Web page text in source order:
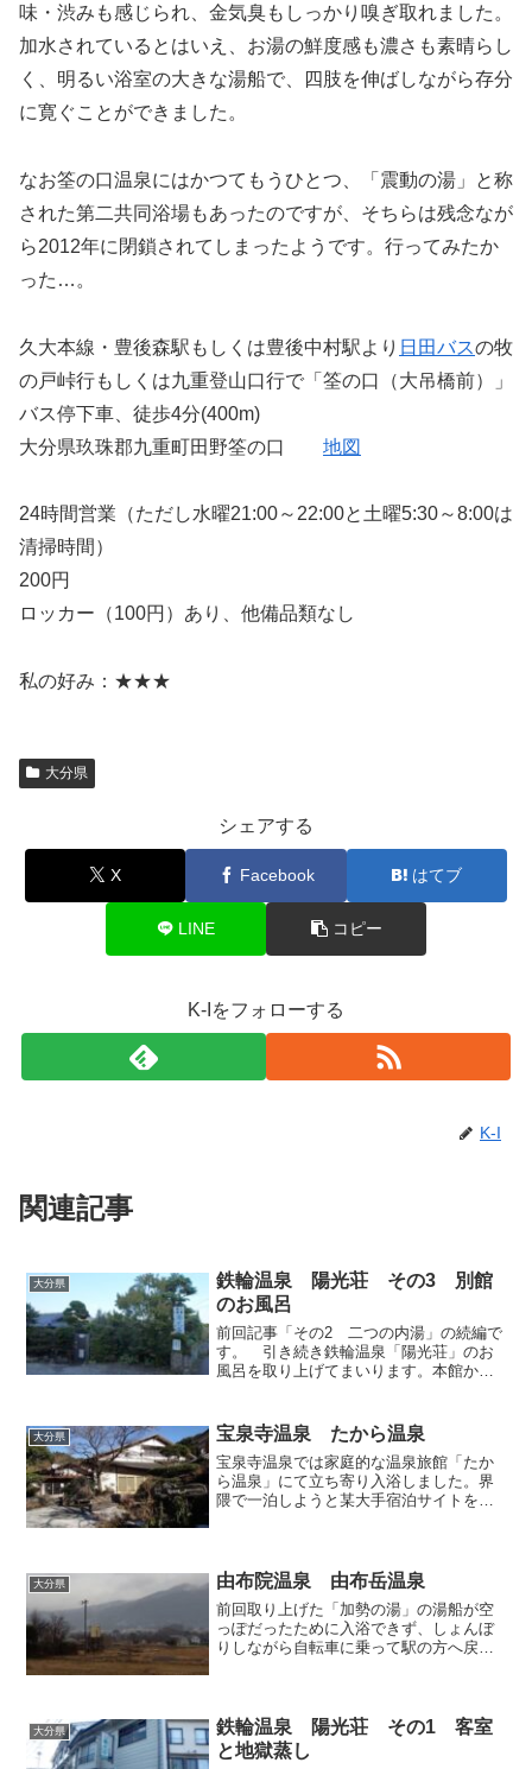
味・渋みも感じられ、金気臭もしっかり嗅ぎ取れました。
加水されているとはいえ、お湯の鮮度感も濃さも素晴らし
く、明るい浴室の大きな湯船で、四肢を伸ばしながら存分
に寛ぐことができました。
なお筌の口温泉にはかつてもうひとつ、「震動の湯」と称
された第二共同浴場もあったのですが、そちらは残念なが
ら2012年に閉鎖されてしまったようです。行ってみたか
った…。
久大本線・豊後森駅もしくは豊後中村駅より 日田バスの牧
の戸峠行もしくは九重登山口行で「筌の口（大吊橋前）」
バス停下車、徒歩4分(400m)
大分県玖珠郡九重町田野筌の口 地図
24時間営業（ただし水曜21:00～22:00と土曜5:30～8:00は
清掃時間）
200円
ロッカー（100円）あり、他備品類なし
私の好み：★★★
大分県
シェアする
X Facebook はてブ
LINE コピー
K-Iをフォローする
K-I
関連記事
大分県
鉄輪温泉 陽光荘 その3 別館
のお風呂
前回記事「その2 二つの内湯」の続編で
す。 引き続き鉄輪温泉「陽光荘」のお
風呂を取り上げてまいります。本館から
とができます。一見すると生け垣に囲ま
れた民家のようですが、...
大分県 宝泉寺温泉 たから温泉
宝泉寺温泉では家庭的な温泉旅館「たか
ら温泉」にて立ち寄り入浴しました。界
隈で一泊しようと某大手宿泊サイトを検
が、結局その時は洞窟風呂...
大分県 由布院温泉 由布岳温泉
前回取り上げた「加勢の湯」の湯船が空
っぽだったために入浴できず、しょんぼ
りしながら自転車に乗って駅の方へ戻っ
駆られていたので、その看...
大分県
鉄輪温泉 陽光荘 その1 客室
と地獄蒸し